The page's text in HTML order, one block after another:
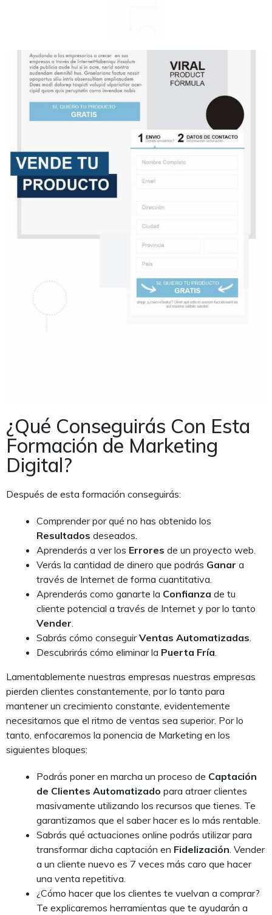
¿Qué Conseguirás Con Esta
Formación de Marketing
Digital?
Después de esta formación conseguirás:
Comprender por qué no has obtenido los
Resultados deseados.
Aprenderás a ver los Errores de un proyecto web.
Verás la cantidad de dinero que podrás Ganar a
través de Internet de forma cuantitativa.
Aprenderás como ganarte la Confianza de tu
cliente potencial a través de Internet y por lo tanto
Vender
Sabrás cómo conseguirVentas Automatizadas
Descubrirás cómo eliminar la Puerta Fría
Lamentablemente nuestras empresas nuestras empresas
pierden clientes constantemente, por lo tanto para
mantener un crecimiento constante, evidentemente
necesitamos que el ritmo de ventas sea superior. Por lo
tanto, enfocaremos la ponencia de Marketing en los
siguientes bloques:
Podrás poner en marcha un proceso de Captación
de Clientes Automatizado para atraer clientes
masivamente utilizando los recursos que tienes. Te
garantizamos que el saber hacer es lo más rentable.
Sabrás qué actuaciones online podrás utilizar para
transformar dicha captación en Fidelización . Vender
a un cliente nuevo es 7 veces más caro que hacer
una venta repetitiva.
¿Cómo hacer que los clientes te vuelvan a comprar?
Te explicaremos herramientas que te ayudarán a